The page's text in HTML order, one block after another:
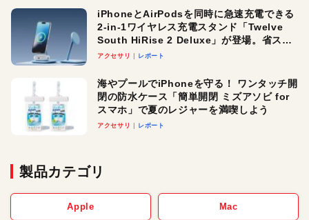
iPhoneとAirPodsを同時に急速充電できる
2-in-1ワイヤレス充電スタンド「Twelve
South HiRise 2 Deluxe」が登場。省スペ
ースでおしゃれに充電したい人にオスス
アクセサリ レポート
海やプールでiPhoneを守る！ ワンタッチ開
閉の防水ケース「簡単開閉 ミズアソビ for
スマホ」で夏のレジャーを満喫しよう
アクセサリ レポート
製品カテゴリ
Apple Mac